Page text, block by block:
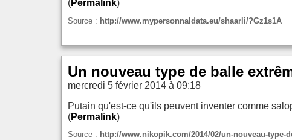
(Permalink)
Source : http://www.mypersonnaldata.eu/shaarli/?Gz1s1A
Un nouveau type de balle
mercredi 5 février 2014 à 09:18
Putain qu'est-ce qu'ils peuvent inventer comme
(Permalink)
Source : http://www.nikopik.com/2014/02/un-nouveau-